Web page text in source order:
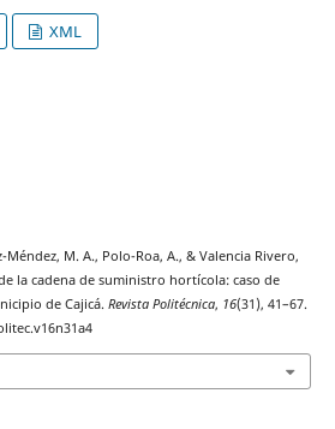
XML
Méndez, M. A., Polo-Roa, A., & Valencia Rivero,
la cadena de suministro hortícola: caso de
de Cajicá. Revista Politécnica, 16(31), 41–67.